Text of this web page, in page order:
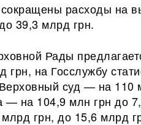
расходы на
39,3 млрд грн.
Рады
на Госслужбу
суд — на 110
— на 104,9 млн грн до
грн, до 15,6 млрд